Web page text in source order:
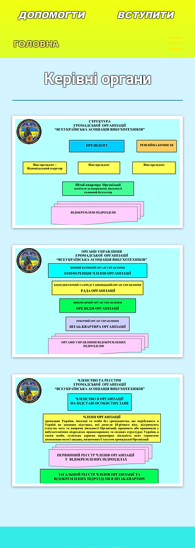
ГОЛОВНА
ДОПОМОГТИ ВСТУПИТИ
Керівні органи